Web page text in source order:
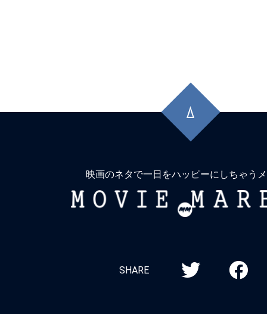
頭
に
映画のネタで一日をハッピーにしちゃう
MOVIE
SHARE